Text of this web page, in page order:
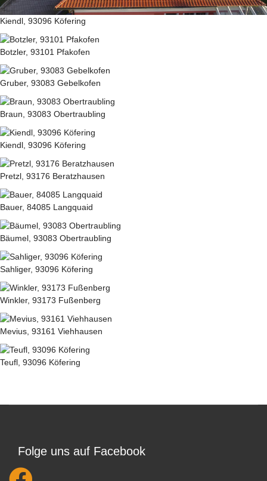
Kiendl, 93096 Köfering
Botzler, 93101 Pfakofen
Gruber, 93083 Gebelkofen
Braun, 93083 Obertraubling
Kiendl, 93096 Köfering
Pretzl, 93176 Beratzhausen
Bauer, 84085 Langquaid
Bäumel, 93083 Obertraubling
Sahliger, 93096 Köfering
Winkler, 93173 Fußenberg
Mevius, 93161 Viehhausen
Teufl, 93096 Köfering
Folge uns auf Facebook